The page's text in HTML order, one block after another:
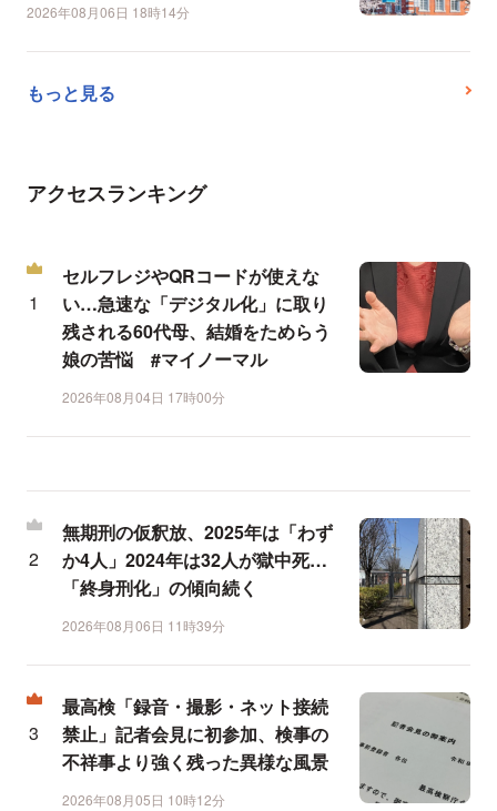
2026年08月06日 18時14分
もっと見る
アクセスランキング
セルフレジやQRコードが使えな
い…急速な「デジタル化」に取り
残される60代母、結婚をためらう
娘の苦悩 #マイノーマル
2026年08月04日 17時00分
無期刑の仮釈放、2025年は「わず
か4人」2024年は32人が獄中死…
「終身刑化」の傾向続く
2026年08月06日 11時39分
最高検「録音・撮影・ネット接続
禁止」記者会見に初参加、検事の
不祥事より強く残った異様な風景
2026年08月05日 10時12分